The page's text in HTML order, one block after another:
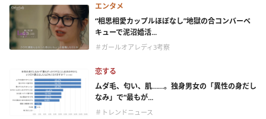
エンタメ
“相思相愛カップルほぼなし”地獄の合コンバーベ
キューで泥沼婚活...
＃ガールオアレディ3考察
恋する
ムダ毛、匂い、肌……。独身男女の「異性の身だし
なみ」で“最もが...
＃トレンドニュース